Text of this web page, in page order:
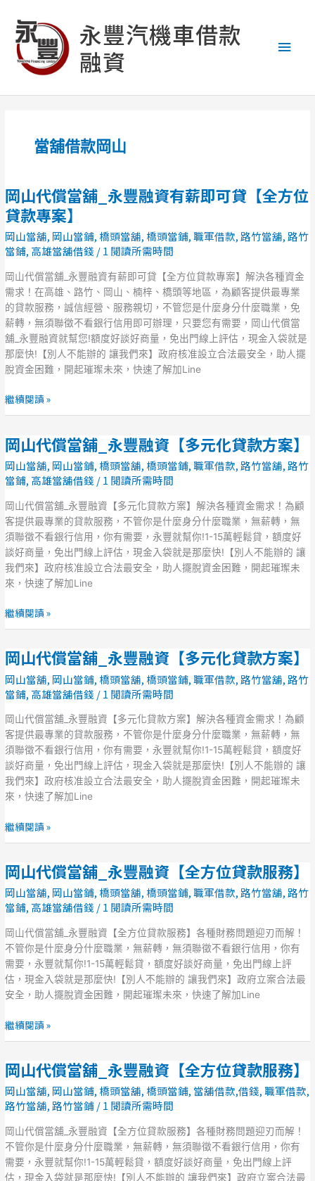
永豐汽機車借款
融資
要
當舖借款岡山
岡山代償當舖_永豐融資有薪即可貸【全方位
貸款專案】
岡山當舖, 岡山當鋪,橋頭當舖,橋頭當鋪,職軍借款, 路竹當舖, 路竹
當鋪, 高雄當舖借錢 /1 閱讀所需時間
岡山代償當舖_永豐融資有薪即可貸【全方位貸款專案】解決各種資金
需求！在高雄、路竹、岡山、楠梓、橋頭等地區，為顧客提供最專業
的貸款服務，誠信經營、服務親切，不管您是什麼身分什麼職業，免
薪轉，無須聯徵不看銀行信用即可辦理，只要您有需要，岡山代償當
舖_永豐融資就幫您!額度好談好商量，免出門線上評估，現金入袋就是
那麼快!【別人不能辦的 讓我們來】政府核准設立合法最安全，助人擺
脫資金困難，開起璀璨未來，快速了解加Line
岡
山
代
償
當
舖
_
永
豐
融
資
有
薪
即
【全
方
位
貸
款
專
案】
繼續閱讀 »
岡山代償當舖_永豐融資【多元化貸款方案】
岡山當舖, 岡山當鋪,橋頭當舖,橋頭當鋪,職軍借款, 路竹當舖, 路竹
當鋪, 高雄當舖借錢 /1 閱讀所需時間
岡山代償當舖_永豐融資【多元化貸款方案】解決各種資金需求！為顧
客提供最專業的貸款服務，不管你是什麼身分什麼職業，無薪轉，無
須聯徵不看銀行信用，你有需要，永豐就幫你!1-15萬輕鬆貸，額度好
談好商量，免出門線上評估，現金入袋就是那麼快!【別人不能辦的 讓
我們來】政府核准設立合法最安全，助人擺脫資金困難，開起璀璨未
來，快速了解加Line
岡
代
償
當
舖
_
永
豐
融
【多
元
貸
款
方
繼續閱讀 »
岡山代償當舖_永豐融資【多元化貸款方案】
岡山當舖, 岡山當鋪,橋頭當舖,橋頭當鋪,職軍借款, 路竹當舖, 路竹
當鋪, 高雄當舖借錢 /1 閱讀所需時間
岡山代償當舖_永豐融資【多元化貸款方案】解決各種資金需求！為顧
客提供最專業的貸款服務，不管你是什麼身分什麼職業，無薪轉，無
須聯徵不看銀行信用，你有需要，永豐就幫你!1-15萬輕鬆貸，額度好
談好商量，免出門線上評估，現金入袋就是那麼快!【別人不能辦的 讓
我們來】政府核准設立合法最安全，助人擺脫資金困難，開起璀璨未
來，快速了解加Line
岡
代
償
當
舖
_
永
豐
融
【多
元
貸
款
方
繼續閱讀 »
岡山代償當舖_永豐融資【全方位貸款服務】
岡山當舖, 岡山當鋪,橋頭當舖,橋頭當鋪,職軍借款,路竹當舖,路竹
當鋪, 高雄當舖借錢 /1 閱讀所需時間
岡山代償當舖_永豐融資【全方位貸款服務】各種財務問題迎刃而解！
不管你是什麼身分什麼職業，無薪轉，無須聯徵不看銀行信用，你有
需要，永豐就幫你!1-15萬輕鬆貸，額度好談好商量，免出門線上評
估，現金入袋就是那麼快!【別人不能辦的 讓我們來】政府立案合法最
安全，助人擺脫資金困難，開起璀璨未來，快速了解加Line
岡
山
代
償
當
舖
_
永
豐
資
【全
位
貸
款
務】
繼續閱讀 »
岡山代償當舖_永豐融資【全方位貸款服務】
岡山當舖, 岡山當鋪,橋頭當舖,橋頭當鋪, 當舖借款,借錢,職軍借款,
路竹當舖,路竹當鋪/1 閱讀所需時間
岡山代償當舖_永豐融資【全方位貸款服務】各種財務問題迎刃而解！
不管你是什麼身分什麼職業，無薪轉，無須聯徵不看銀行信用，你有
需要，永豐就幫你!1-15萬輕鬆貸，額度好談好商量，免出門線上評
估，現金入袋就是那麼快!【別人不能辦的 讓我們來】政府立案合法最
岡
代
償
當
舖
_
永